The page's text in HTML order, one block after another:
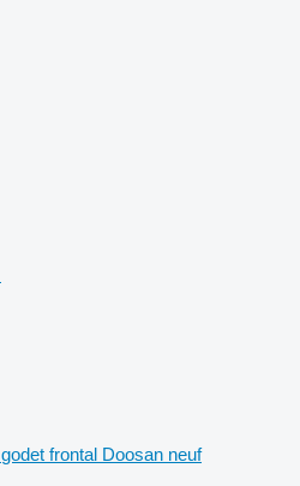
godet frontal Doosan neuf